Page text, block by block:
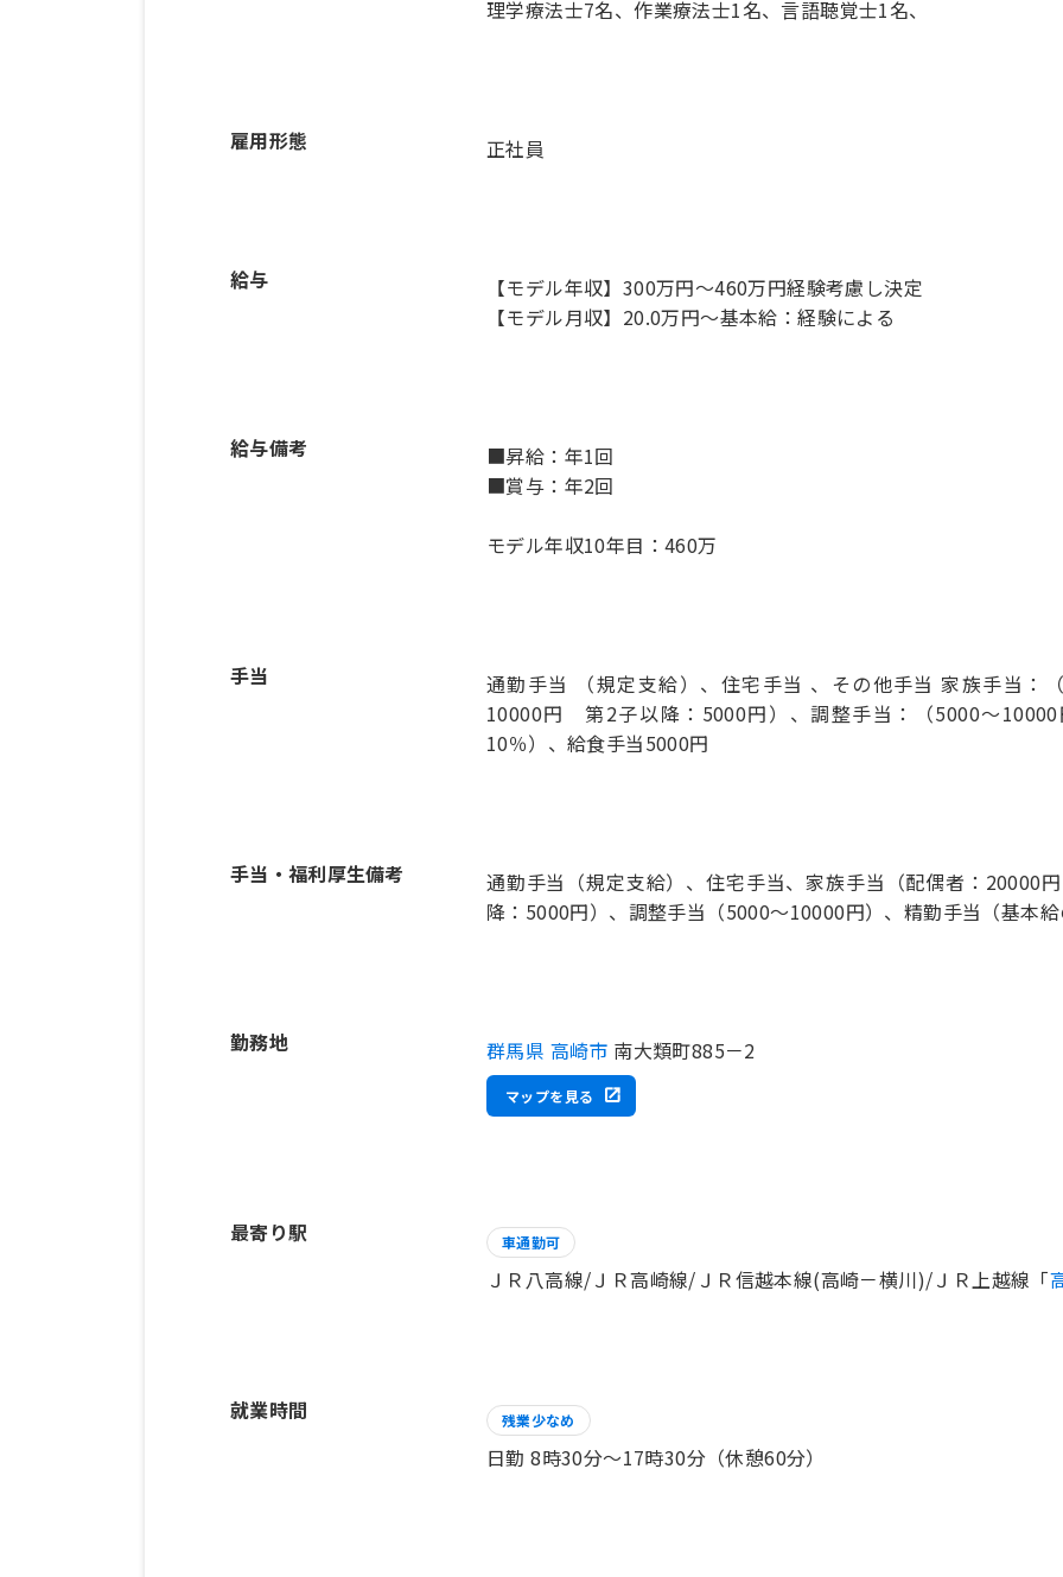
雇用形態 正社員
給与
【モデル年収】300万円〜460万円経験考慮し決定
【モデル月収】20.0万円〜基本給：経験による
給与備考
■昇給：年1回
■賞与：年2回
モデル年収10年目：460万
手当
通勤手当 （規定支給）、住宅手当 、その他手当 家族手当
10000円 第2子以降：5000円）、調整手当：（5000～
10％）、給食手当5000円
手当・福利厚生備考
通勤手当（規定支給）、住宅手当、家族手当（配偶者：
降：5000円）、調整手当（5000～10000円）、精勤手当（基本
勤務地 群馬県 高崎市 南大類町885－2
マップを見る
最寄り駅 車通勤可
ＪＲ八高線/ＪＲ高崎線/ＪＲ信越本線(高崎－横川)/ＪＲ上越線「
就業時間 残業少なめ
日勤 8時30分〜17時30分（休憩60分）